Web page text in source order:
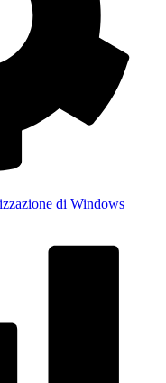
di Windows